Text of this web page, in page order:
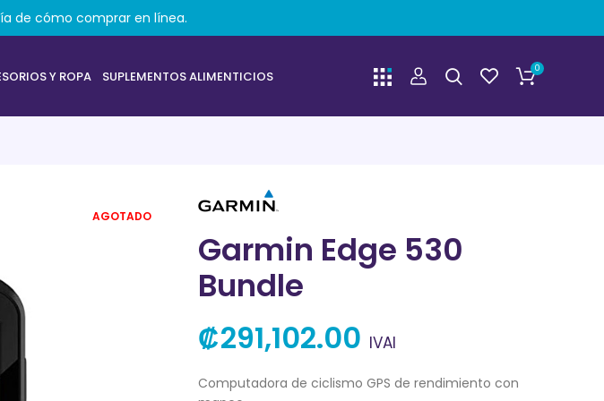
Y ROPA SUPLEMENTOS ALIMENTICIOS 0
AGOTADO
Garmin Edge 530
Bundle
₡291,102.00 IVAI
Computadora de ciclismo GPS de rendimiento con
de cómo comprar en línea.